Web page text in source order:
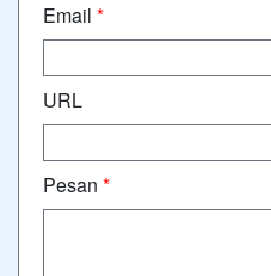
Email *
URL
Pesan *